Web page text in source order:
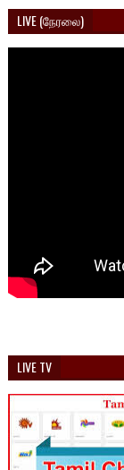
LIVE (நேரலை)
LIVE TV